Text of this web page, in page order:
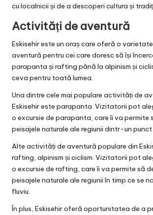
cu localnicii și de a descoperi cultura și
Activități de aventură
Eskisehir este un oraș care oferă o
aventură pentru cei care doresc să își
parapanta și rafting până la alpinism și
ceva pentru toată lumea.
Una dintre cele mai populare activități de
Eskisehir este parapanta. Vizitatorii pot
o excursie de parapanta, care îi va permite
peisajele naturale ale regiunii dintr-un punct
Alte activități de aventură populare din
rafting, alpinism și ciclism. Vizitatorii pot
o excursie de rafting, care îi va permite să
peisajele naturale ale regiunii în timp ce se
fluviu.
În plus, Eskisehir oferă oportunitatea de a